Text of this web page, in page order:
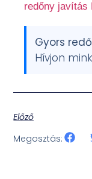
redőny javítás
Gyors
Hívjon
Előző
Megosztás: